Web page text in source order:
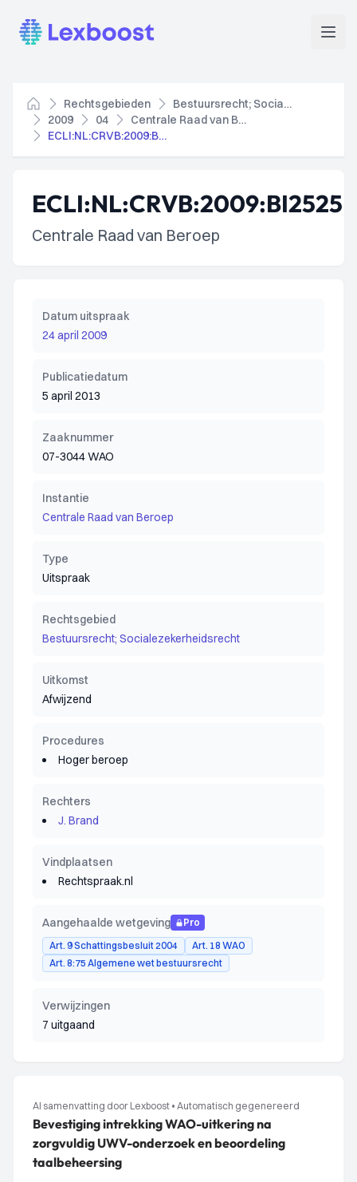
Lexboost
Home
Rechtsgebieden
Bestuursrecht; Socialezekerheidsrecht
2009
04
Centrale Raad van Beroep
ECLI:NL:CRVB:2009:BI2525
ECLI:NL:CRVB:2009:BI2525
Centrale Raad van Beroep
Datum uitspraak
24 april 2009
Publicatiedatum
5 april 2013
Zaaknummer
07-3044 WAO
Instantie
Centrale Raad van Beroep
Type
Uitspraak
Rechtsgebied
Bestuursrecht; Socialezekerheidsrecht
Uitkomst
Afwijzend
Procedures
Hoger beroep
Rechters
J. Brand
Vindplaatsen
Rechtspraak.nl
Aangehaalde wetgeving
Pro
Art. 9 Schattingsbesluit 2004
Art. 18 WAO
Art. 8:75 Algemene wet bestuursrecht
Verwijzingen
7 uitgaand
AI samenvatting door Lexboost • Automatisch gegenereerd
Bevestiging intrekking WAO-uitkering na
zorgvuldig UWV-onderzoek en beoordeling
taalbeheersing